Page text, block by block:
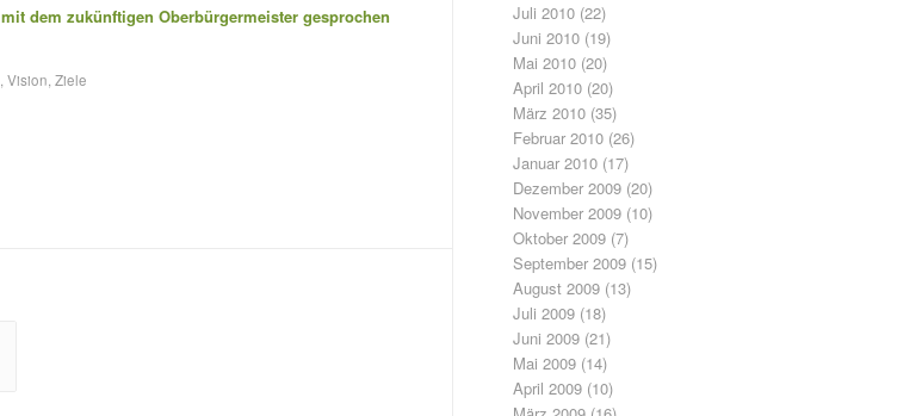
mit dem zukünftigen Oberbürgermeister gespro­chen
Vision Ziele
Juli 2010 (22)
Juni 2010 (19)
Mai 2010 (20)
April 2010 (20)
März 2010 (35)
Februar 2010 (26)
Januar 2010 (17)
Dezember 2009 (20)
November 2009 (10)
Oktober 2009 (7)
September 2009 (15)
August 2009 (13)
Juli 2009 (18)
Juni 2009 (21)
Mai 2009 (14)
April 2009 (10)